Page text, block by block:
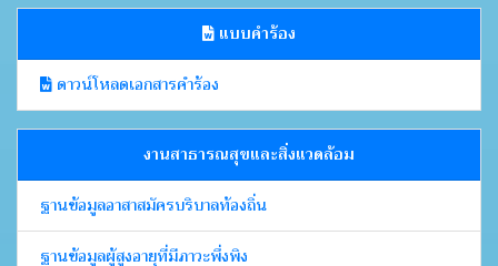
แบบคำร้อง
ดาวน์โหลดเอกสารคำร้อง
งานสาธารณสุขและสิ่งแวดล้อม
ฐานข้อมูลอาสาสมัครบริบาลท้องถิ่น
ฐานข้อมูลผู้สูงอายุที่มีภาวะพึ่งพิง